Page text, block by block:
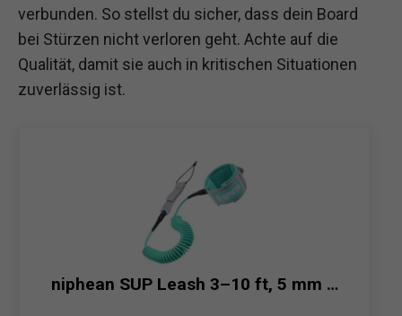
verbunden. So stellst du sicher, dass dein Board
bei Stürzen nicht verloren geht. Achte auf die
Qualität, damit sie auch in kritischen Situationen
zuverlässig ist.
niphean SUP Leash 3–10 ft, 5 mm …